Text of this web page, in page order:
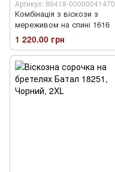
Артикул: 86418-00000041470
Комбінація з віскози з
мереживом на спині 1616
1 220.00 грн